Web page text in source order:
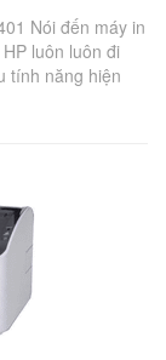
Nói đến máy in
luôn luôn đi
tính năng hiện